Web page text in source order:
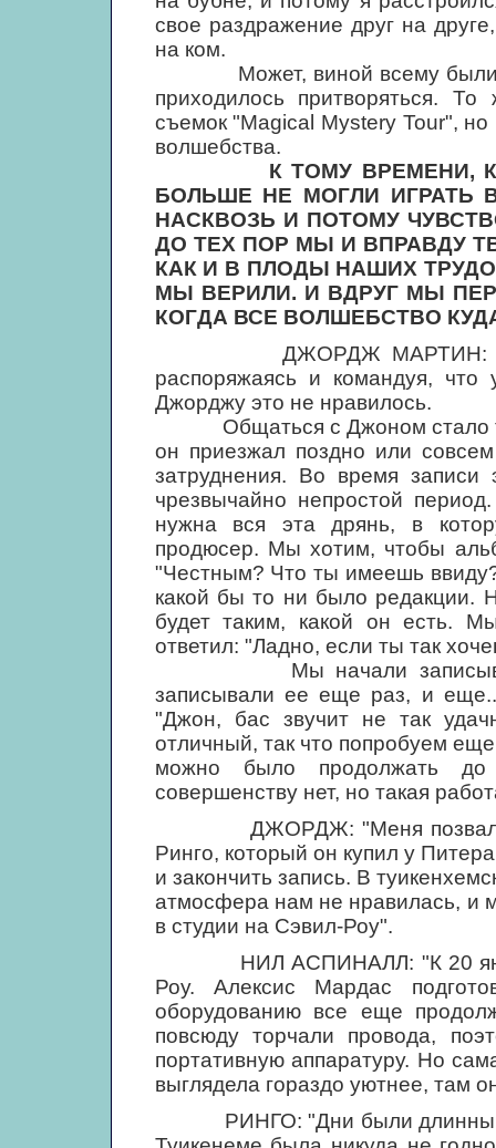
свое раздражение друг на
на ком.
Может, виной всему были
приходилось притворяться.
съемок "Magical Mystery Tour", но
волшебства.
К ТОМУ ВРЕМЕНИ,
БОЛЬШЕ НЕ МОГЛИ ИГРАТЬ
НАСКВОЗЬ И ПОТОМУ
ДО ТЕХ ПОР МЫ И ВПРАВДУ
КАК И В ПЛОДЫ НАШИХ
МЫ ВЕРИЛИ. И ВДРУГ МЫ
КОГДА ВСЕ ВОЛШЕБСТВО
ДЖОРДЖ МАРТИН: "Пол
распоряжаясь и командуя,
Джорджу это не нравилось.
Общаться с Джоном стало
он приезжал поздно или
затруднения. Во время
чрезвычайно непростой
нужна вся эта дрянь, в
продюсер. Мы хотим, чтобы
"Честным? Что ты имеешь
какой бы то ни было редакции.
будет таким, какой он есть.
ответил: "Ладно, если ты так
Мы начали записывать
записывали ее еще раз, и
"Джон, бас звучит не так
отличный, так что попробуем
можно было продолжать до
совершенству нет, но такая
ДЖОРДЖ: "Меня позвали на
Ринго, который он купил у
и закончить запись. В
атмосфера нам не нравилась, и
в студии на Сэвил-Роу".
НИЛ АСПИНАЛЛ: "К 20
Роу. Алексис Мардас
оборудованию все еще
повсюду торчали провода,
портативную аппаратуру. Но
выглядела гораздо уютнее, там
РИНГО: "Дни были длинными,